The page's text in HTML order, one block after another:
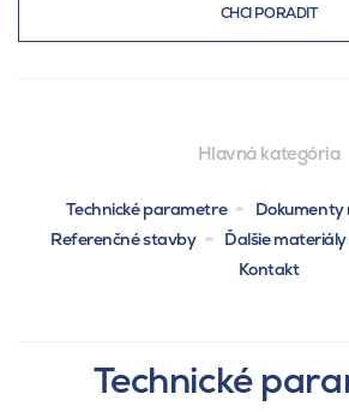
CHCI PORADIT
Hlavná kategória
Technické parametre
Referenčné stavby
Ďalšie
Kontakt
Technické